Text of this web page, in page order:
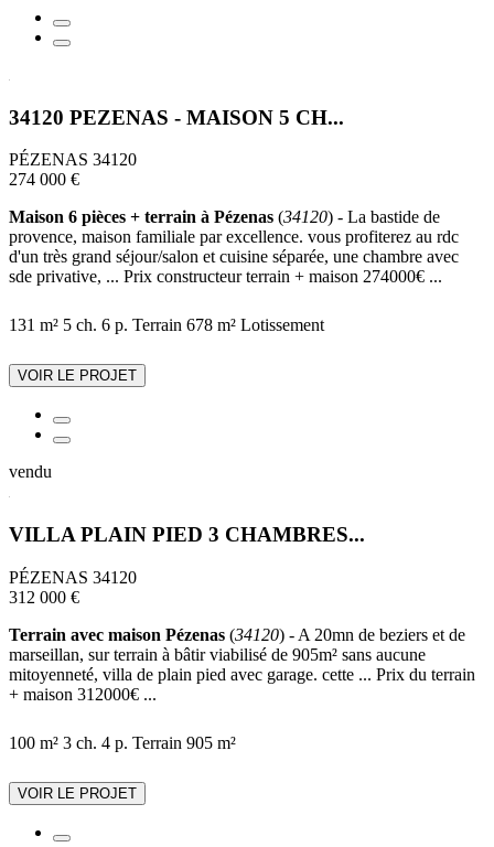
34120 PEZENAS - MAISON 5 CH...
PÉZENAS 34120
274 000 €
Maison 6 pièces + terrain à Pézenas (34120) - La bastide de
provence, maison familiale par excellence. vous profiterez au rdc
d'un très grand séjour/salon et cuisine séparée, une chambre avec
sde privative, ... Prix constructeur terrain + maison 274000€ ...
131 m² 5 ch. 6 p. Terrain 678 m² Lotissement
VOIR LE PROJET
vendu
VILLA PLAIN PIED 3 CHAMBRES...
PÉZENAS 34120
312 000 €
Terrain avec maison Pézenas (34120) - A 20mn de beziers et de
marseillan, sur terrain à bâtir viabilisé de 905m² sans aucune
mitoyenneté, villa de plain pied avec garage. cette ... Prix du terrain
+ maison 312000€ ...
100 m² 3 ch. 4 p. Terrain 905 m²
VOIR LE PROJET